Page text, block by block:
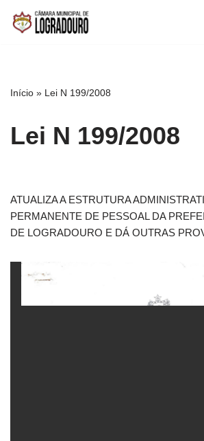
Pular
Início » Lei N 199/2008
Lei N 199/2008
ATUALIZA A ESTRUTURA
PERMANENTE DE PESSOAL DA
DE LOGRADOURO E DÁ OUTRAS